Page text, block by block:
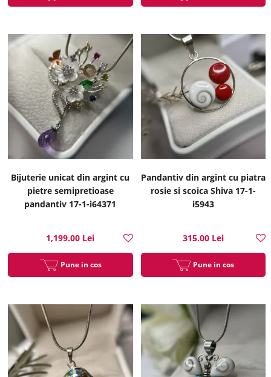
Bijuterie unicat din argint cu
pietre semipretioase
pandantiv 17-1-i64371
1,199.00 Lei
Pune in cos
Pandantiv din argint cu piatra
rosie si scoica Shiva 17-1-
i5943
315.00 Lei
Pune in cos